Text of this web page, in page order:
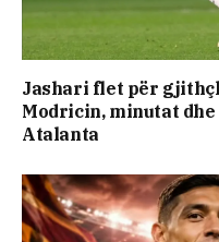
Jashari flet për
Modricin, minutat
Atalanta